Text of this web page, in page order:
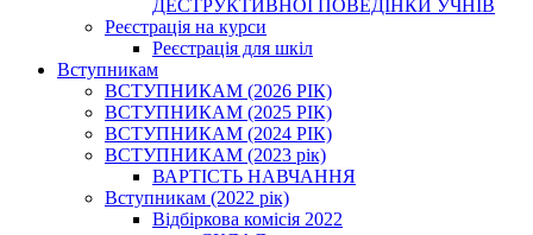
ДЕСТРУКТИВНОЇ ПОВЕДІНКИ УЧНІВ
Реєстрація на курси
Реєстрація для шкіл
Вступникам
ВСТУПНИКАМ (2026 РІК)
ВСТУПНИКАМ (2025 РІК)
ВСТУПНИКАМ (2024 РІК)
ВСТУПНИКАМ (2023 рік)
ВАРТІСТЬ НАВЧАННЯ
Вступникам (2022 рік)
Відбіркова комісія 2022